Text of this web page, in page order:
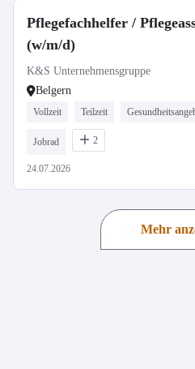
Pflegefachhelfer /
(w/m/d)
K&S Unternehmensgruppe
Belgern
Vollzeit Teilzeit
Jobrad 2
24.07.2026
Mehr